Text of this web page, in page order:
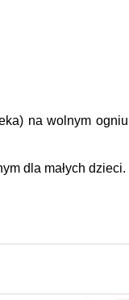
na wolnym
dla małych dzieci.